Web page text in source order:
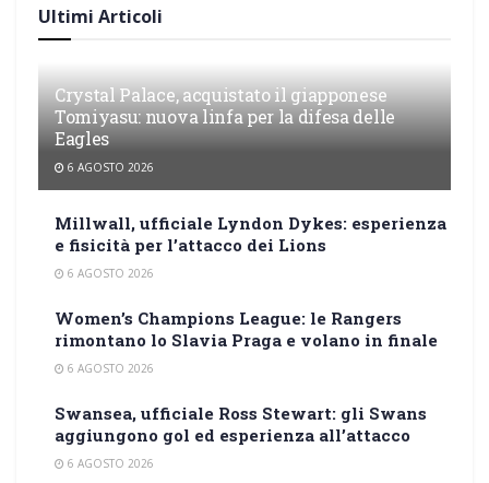
Ultimi Articoli
Crystal Palace, acquistato il giapponese
Tomiyasu: nuova linfa per la difesa delle
Eagles
6 AGOSTO 2026
Millwall, ufficiale Lyndon Dykes: esperienza
e fisicità per l’attacco dei Lions
6 AGOSTO 2026
Women’s Champions League: le Rangers
rimontano lo Slavia Praga e volano in finale
6 AGOSTO 2026
Swansea, ufficiale Ross Stewart: gli Swans
aggiungono gol ed esperienza all’attacco
6 AGOSTO 2026